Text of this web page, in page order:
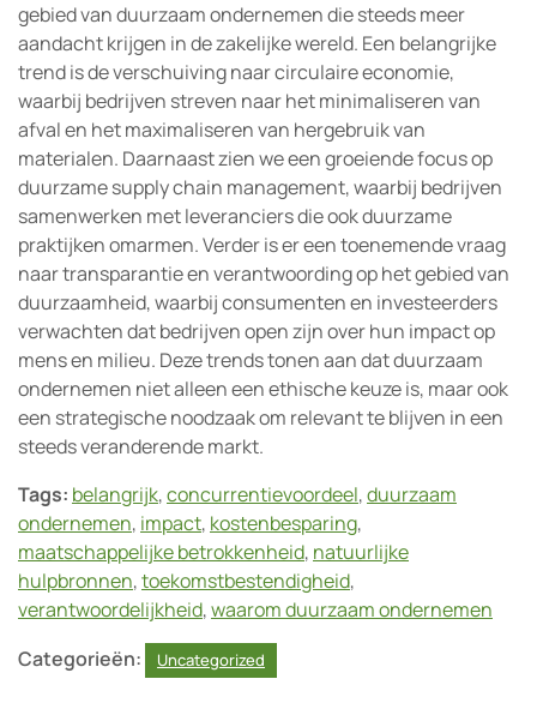
gebied van duurzaam ondernemen die steeds meer
aandacht krijgen in de zakelijke wereld. Een belangrijke
trend is de verschuiving naar circulaire economie,
waarbij bedrijven streven naar het minimaliseren van
afval en het maximaliseren van hergebruik van
materialen. Daarnaast zien we een groeiende focus op
duurzame supply chain management, waarbij bedrijven
samenwerken met leveranciers die ook duurzame
praktijken omarmen. Verder is er een toenemende vraag
naar transparantie en verantwoording op het gebied van
duurzaamheid, waarbij consumenten en investeerders
verwachten dat bedrijven open zijn over hun impact op
mens en milieu. Deze trends tonen aan dat duurzaam
ondernemen niet alleen een ethische keuze is, maar ook
een strategische noodzaak om relevant te blijven in een
steeds veranderende markt.
Tags: belangrijk,concurrentievoordeel,duurzaam
ondernemen, impact, kostenbesparing,
maatschappelijke betrokkenheid, natuurlijke
hulpbronnen,toekomstbestendigheid,
verantwoordelijkheid,waarom duurzaam ondernemen
Categorieën:
Uncategorized